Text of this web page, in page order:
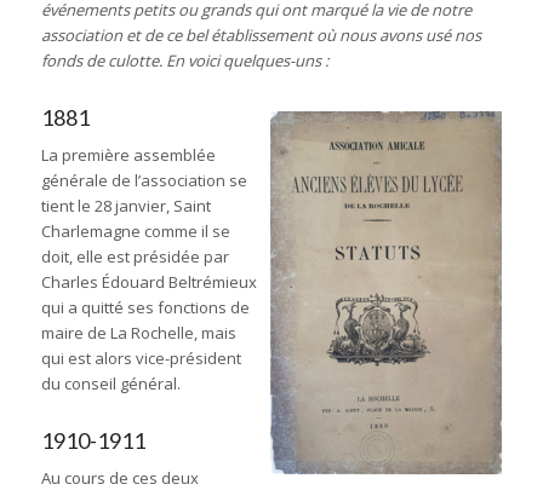
événements petits ou grands qui ont marqué la vie de notre
association et de ce bel établissement où nous avons usé nos
fonds de culotte. En voici quelques-uns :
1881
La première assemblée
générale de l’association se
tient le 28 janvier, Saint
Charlemagne comme il se
doit, elle est présidée par
Charles Édouard Beltrémieux
qui a quitté ses fonctions de
maire de La Rochelle, mais
qui est alors vice-président
du conseil général.
1910-1911
Au cours de ces deux